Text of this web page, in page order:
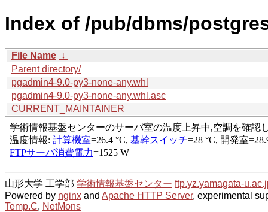
Index of /pub/dbms/
File Name ↓
Parent directory/
pgadmin4-9.0-py3-none-any.whl
pgadmin4-9.0-py3-none-any.whl.asc
CURRENT_MAINTAINER
山形大学 工学部 学術情報基盤センター ftp.yz.yamagata-
Powered by nginx and Apache HTTP Server, experimental
Temp.C, NetMons